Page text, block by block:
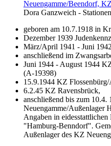
Dora Ganzweich -
geboren am 10.7.1918 in
Dezember 1939
März/April 1941 - Juni 1942
anschließend im
Juni 1944 - August 1944
(A-19398)
15.9.1944 KZ
6.2.45 KZ Ravensbrück,
anschließend bis zum 10.4.
Neuengamme/Außenlager
Angaben in
"Hamburg-Benndorf".
Außenlager des KZ